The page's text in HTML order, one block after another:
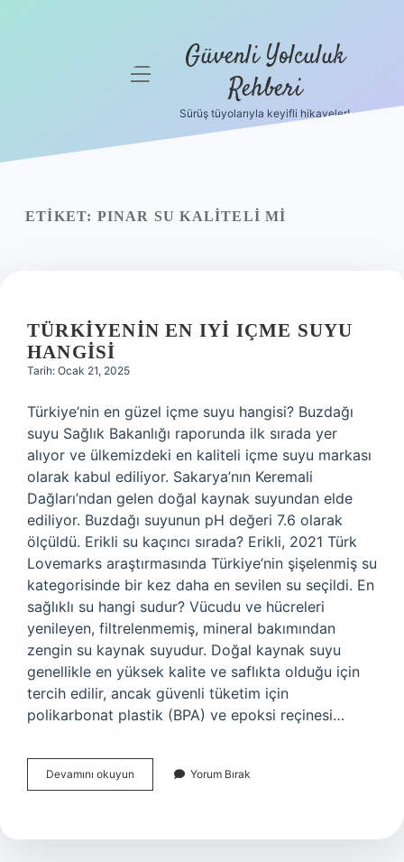
menüyü Güvenli Yolculuk
Rehberi
Sürüş tüyolarıyla keyifli hikayeler!
ETIKET: PINAR SU KALITELI MI
TÜRKIYENIN EN IYI IÇME SUYU
HANGISI
Tarih: Ocak 21, 2025
Türkiye’nin en güzel içme suyu hangisi? Buzdağı
suyu Sağlık Bakanlığı raporunda ilk sırada yer
alıyor ve ülkemizdeki en kaliteli içme suyu markası
olarak kabul ediliyor. Sakarya’nın Keremali
Dağları’ndan gelen doğal kaynak suyundan elde
ediliyor. Buzdağı suyunun pH değeri 7.6 olarak
ölçüldü. Erikli su kaçıncı sırada? Erikli, 2021 Türk
Lovemarks araştırmasında Türkiye’nin şişelenmiş su
kategorisinde bir kez daha en sevilen su seçildi. En
sağlıklı su hangi sudur? Vücudu ve hücreleri
yenileyen, filtrelenmemiş, mineral bakımından
zengin su kaynak suyudur. Doğal kaynak suyu
genellikle en yüksek kalite ve saflıkta olduğu için
tercih edilir, ancak güvenli tüketim için
polikarbonat plastik (BPA) ve epoksi reçinesi…
Devamını okuyun Türkiyenin
En
Suyu
Yorum Bırak